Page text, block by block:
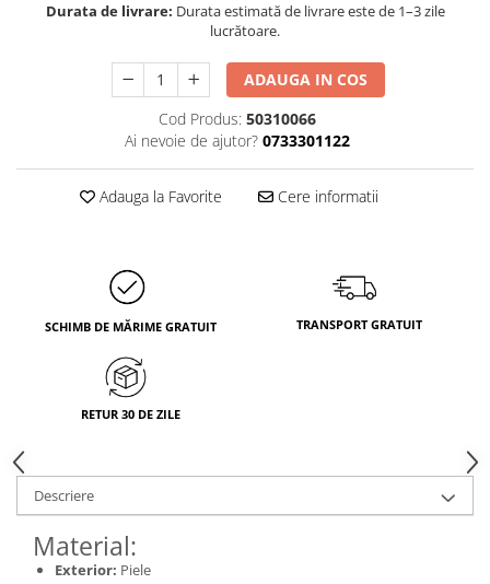
Durata de livrare: Durata estimată de livrare este de 1–3 zile
lucrătoare.
ADAUGA IN COS
Cod Produs: 50310066
Ai nevoie de ajutor? 0733301122
Adauga la Favorite Cere informatii
SCHIMB DE MĂRIME GRATUIT TRANSPORT GRATUIT
RETUR 30 DE ZILE
Descriere
Material:
Exterior: Piele